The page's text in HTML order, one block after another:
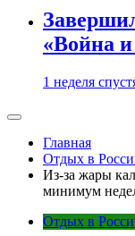
«Война
1 неделя
Главная
Отдых в
Из-за жары
минимум
Отдых в